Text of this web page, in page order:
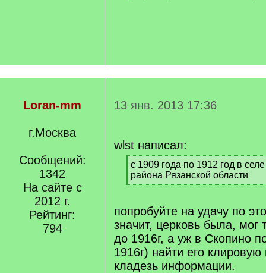
Loran-mm
г.Москва
Сообщений:
1342
На сайте с
2012 г.
Рейтинг:
794
13 янв. 2013 17:36
wlst написал:
[
q
]
с 1909 года по 1912 год в
района Рязанской области
[
q
]
попробуйте на удачу по
значит, церковь была, мог
до 1916г, а уж в Скопино
1916г) найти его
кладезь информации.